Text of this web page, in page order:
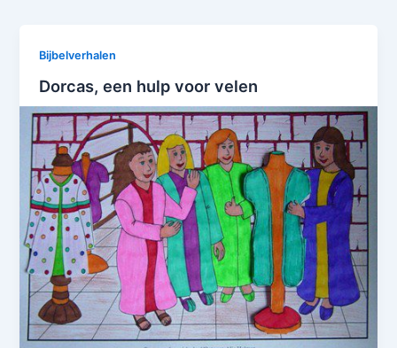
Bijbelverhalen
Dorcas, een hulp voor velen